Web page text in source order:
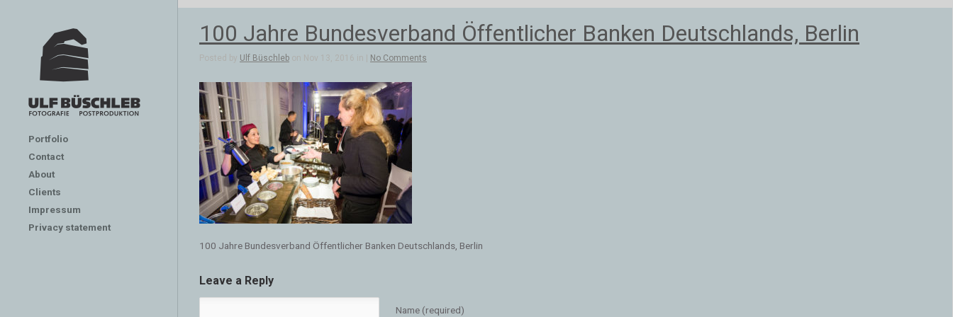
Portfolio
Contact
About
Clients
Impressum
Privacy statement
100 Jahre Bundesverband Öffentlicher Banken Deutschlands, Berlin
Posted by Ulf Büschleb on Nov 13, 2016 in | No Comments
100 Jahre Bundesverband Öffentlicher Banken Deutschlands, Berlin
Leave a Reply
Name (required)